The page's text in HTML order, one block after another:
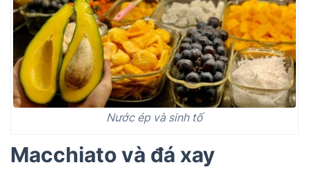
Nước ép và sinh tố
Macchiato và đá xay